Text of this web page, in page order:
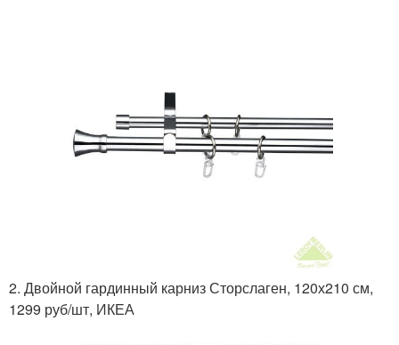
2. Двойной гардинный карниз Сторслаген, 120х210 см,
1299 руб/шт, ИКЕА